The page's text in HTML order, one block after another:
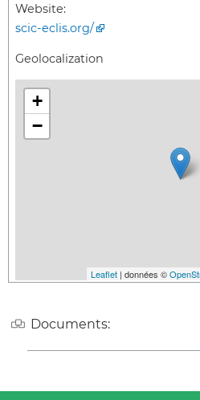
Website:
scic-eclis.org/
Geolocalization
+
−
Leaflet | données ©
Documents: